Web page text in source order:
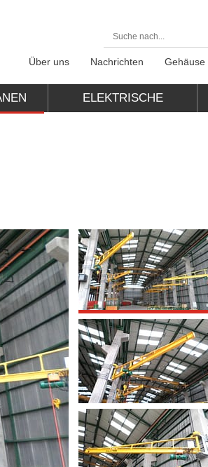
Über uns
Nachrichten Gehäuse
ELEKTRISCHE